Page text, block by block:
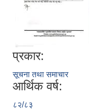
प्रकार:
सूचना तथा समाचार
आर्थिक वर्ष:
८२/८३